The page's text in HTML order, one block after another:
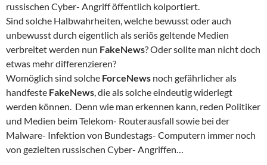
russischen Cyber- Angriff öffentlich kolportiert.
Sind solche Halbwahrheiten, welche bewusst oder auch
unbewusst durch eigentlich als seriös geltende Medien
verbreitet werden nun FakeNews? Oder sollte man nicht doch
etwas mehr differenzieren?
Womöglich sind solche ForceNews noch gefährlicher als
handfeste FakeNews, die als solche eindeutig widerlegt
werden können. Denn wie man erkennen kann, reden Politiker
und Medien beim Telekom- Routerausfall sowie bei der
Malware- Infektion von Bundestags- Computern immer noch
von gezielten russischen Cyber- Angriffen…